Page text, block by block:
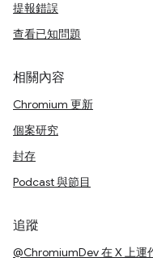
提報錯誤
查看已知問題
相關內容
Chromium 更新
個案研究
封存
Podcast 與節目
追蹤
@ChromiumDev 在 X 上運